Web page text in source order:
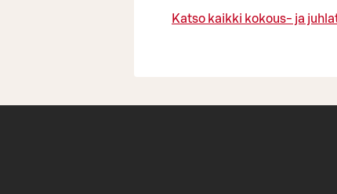
Katso kaikki kokous- ja